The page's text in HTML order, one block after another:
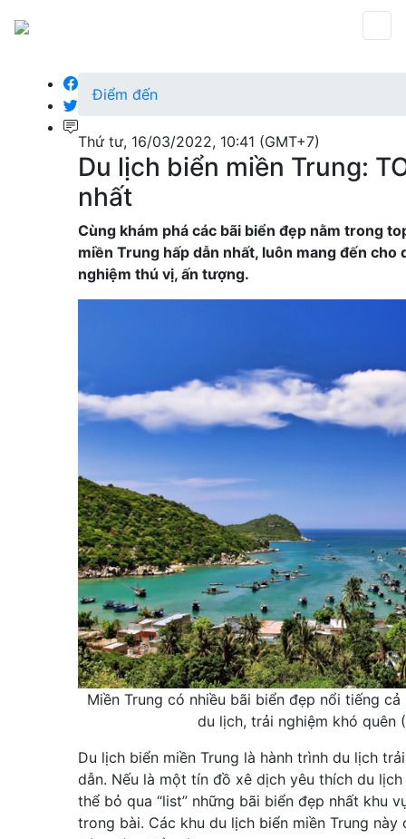
Điểm đến
Thứ tư, 16/03/2022, 10:41 (GMT+7)
Du lịch biển miền Trung:
nhất
Cùng khám phá các bãi biển đẹp nằm trong
miền Trung hấp dẫn nhất, luôn mang đến
nghiệm thú vị, ấn tượng.
Miền Trung có nhiều bãi biển đẹp nổi tiếng
du lịch, trải nghiệm khó quên
Du lịch biển miền Trung là hành trình du lịch
dẫn. Nếu là một tín đồ xê dịch yêu thích du
thể bỏ qua “list” những bãi biển đẹp nhất khu
trong bài. Các khu du lịch biển miền Trung này